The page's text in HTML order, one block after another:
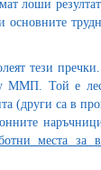
лоши
основните
тези пречки.
ММП. Той е
(други са в
места за